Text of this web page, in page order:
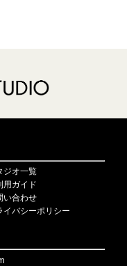
ジオ一覧
用ガイド
い合わせ
イバシーポリシー